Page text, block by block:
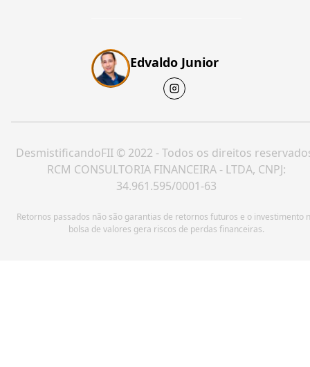
Edvaldo Junior
DesmistificandoFII © 2022 - Todos os direitos
RCM CONSULTORIA FINANCEIRA - LTDA, CNPJ:
34.961.595/0001-63
Retornos passados não são garantias de retornos futuros e o investimento
bolsa de valores gera riscos de perdas financeiras.